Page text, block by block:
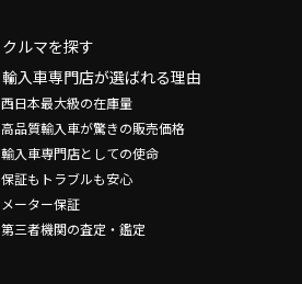
クルマを探す
輸入車専門店が選ばれる理由
西日本最大級の在庫量
高品質輸入車が驚きの販売価格
輸入車専門店としての使命
保証もトラブルも安心
メーター保証
第三者機関の査定・鑑定